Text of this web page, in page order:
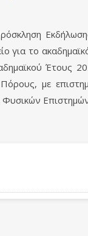
για το
με
Φυσικών